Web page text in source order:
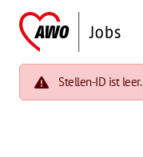
Stellen-ID ist leer.